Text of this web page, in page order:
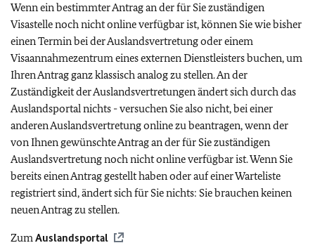
Wenn ein bestimmter Antrag an der für Sie zuständigen
Visastelle noch nicht online verfügbar ist, können Sie wie bisher
einen Termin bei der Auslandsvertretung oder einem
Visaannahmezentrum eines externen Dienstleisters buchen, um
Ihren Antrag ganz klassisch analog zu stellen. An der
Zuständigkeit der Auslandsvertretungen ändert sich durch das
Auslandsportal nichts - versuchen Sie also nicht, bei einer
anderen Auslandsvertretung online zu beantragen, wenn der
von Ihnen gewünschte Antrag an der für Sie zuständigen
Auslandsvertretung noch nicht online verfügbar ist. Wenn Sie
bereits einen Antrag gestellt haben oder auf einer Warteliste
registriert sind, ändert sich für Sie nichts: Sie brauchen keinen
neuen Antrag zu stellen.
ZumAuslandsportal